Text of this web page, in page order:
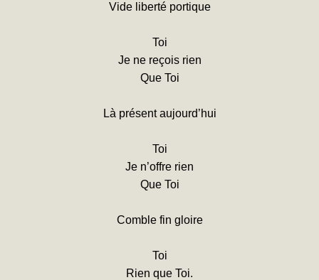
Vide liberté portique
Toi
Je ne reçois rien
Que Toi
Là présent aujourd’hui
Toi
Je n’offre rien
Que Toi
Comble fin gloire
Toi
Rien que Toi.